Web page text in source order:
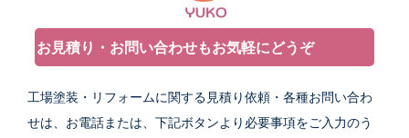
お見積り・お問い合わせもお気軽にどうぞ
工場塗装・リフォームに関する見積り依頼・各種お問い合わ
せは、お電話または、下記ボタンより必要事項をご入力のう